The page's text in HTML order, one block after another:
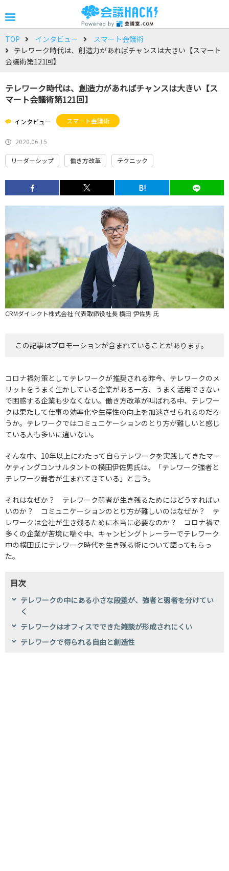
TOP インタビュー
スマート会議術
テレワーク時代は、創造力があればチャンスは大きい【スマート
会議術第121回】
テレワーク時代は、創造力があればチャンスは大きい【ス
マート会議術第121回】
インタビュー スマート会議術
2020.06.15
リーダーシップ 働き方改革 テクニック
B!
CRMダイレクト株式会社 代表取締役社長 横田 伊佐男 氏
この記事はプロモーションが含まれていることがあります。
コロナ禍対策としてテレワークが推奨される昨今、テレワークのメ
リットをうまく生かしている企業がある一方、うまく活用できない
で困惑する企業も少なくない。働き方改革が叫ばれる中、テレワー
クは果たして仕事の効率化や生産性の向上を加速させられるのだろ
うか。テレワークではコミュニケーションのとり方が難しいと感じ
ている人も多いに違いない。
そんな中、10年以上にわたって自らテレワークを実践してきたマー
ケティングコンサルタントの横田伊佐男氏は、「テレワーク強者と
テレワーク弱者が生まれてきている」と言う。
それはなぜか？ テレワーク弱者が生き残るためにはどうすればい
いのか？ コミュニケーションのとり方が難しいのはなぜか？ テ
レワークは会社が生き残るために本当に必要なのか？ コロナ禍で
多くの企業が苦境に喘ぐ中、キャンピングトレーラーでテレワーク
中の横田氏にテレワーク時代を生き残る術について語ってもらっ
た。
目次
テレワークの中にある小さな段差が、強者と弱者を分けてい
く
テレワークはオフィスでできた雑談が形成されにくい
テレワークで得られる自由と創造性